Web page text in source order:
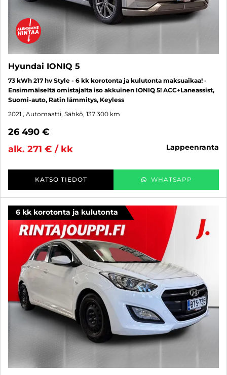
Hyundai IONIQ 5
73 kWh 217 hv Style - 6 kk korotonta ja kulutonta maksuaikaa! -
Ensimmäiseltä omistajalta iso akkuinen IONIQ 5! ACC+Laneassist,
Suomi-auto, Ratin lämmitys, Keyless
2021 , Automaatti, Sähkö, 137 300 km
26 490 €
alk. 271 € / kk
lappeenranta
KATSO TIEDOT WHATSAPP
6 kk korotonta ja kulutonta